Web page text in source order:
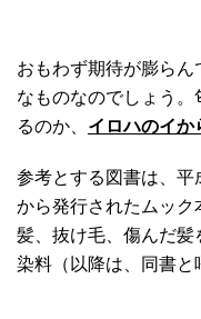
おもわず期待が膨らん
なものなのでしょう
るのか、 イロハのイか
参考とする図書は、
から発行されたムック
髪、抜け毛、傷んだ
染料（以降は、同書と